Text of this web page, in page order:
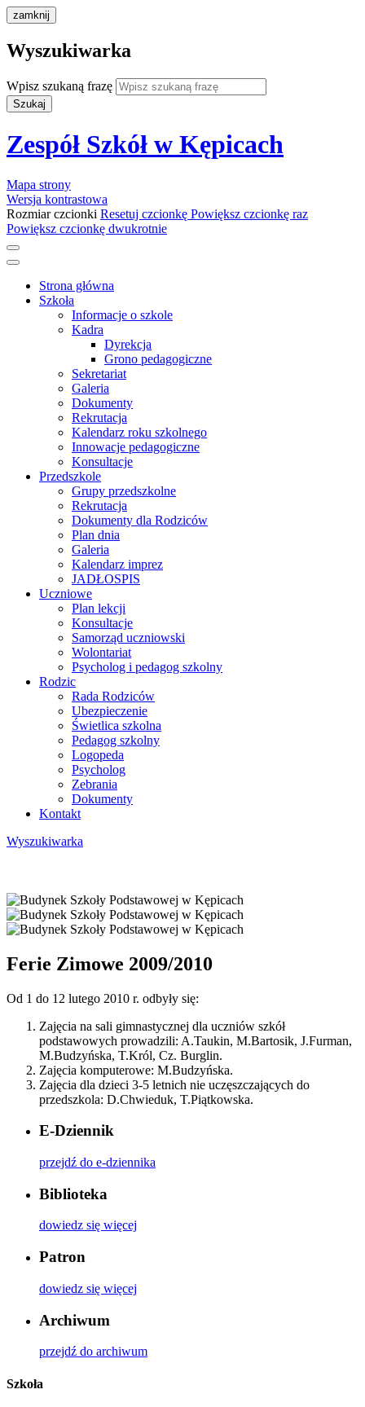
zamknij
Wyszukiwarka
Wpisz szukaną frazę
Szukaj
Zespół Szkół w Kępicach
Mapa strony
Wersja kontrastowa
Rozmiar czcionki Resetuj czcionkę Powiększ czcionkę raz
Powiększ czcionkę dwukrotnie
Strona główna
Szkoła
Informacje o szkole
Kadra
Dyrekcja
Grono pedagogiczne
Sekretariat
Galeria
Dokumenty
Rekrutacja
Kalendarz roku szkolnego
Innowacje pedagogiczne
Konsultacje
Przedszkole
Grupy przedszkolne
Rekrutacja
Dokumenty dla Rodziców
Plan dnia
Galeria
Kalendarz imprez
JADŁOSPIS
Uczniowe
Plan lekcji
Konsultacje
Samorząd uczniowski
Wolontariat
Psycholog i pedagog szkolny
Rodzic
Rada Rodziców
Ubezpieczenie
Świetlica szkolna
Pedagog szkolny
Logopeda
Psycholog
Zebrania
Dokumenty
Kontakt
Wyszukiwarka
Ferie Zimowe 2009/2010
Od 1 do 12 lutego 2010 r. odbyły się:
Zajęcia na sali gimnastycznej dla uczniów szkół
podstawowych prowadzili: A.Taukin, M.Bartosik, J.Furman,
M.Budzyńska, T.Król, Cz. Burglin.
Zajęcia komputerowe: M.Budzyńska.
Zajęcia dla dzieci 3-5 letnich nie uczęszczających do
przedszkola: D.Chwieduk, T.Piątkowska.
E-Dziennik
przejdź do e-dziennika
Biblioteka
dowiedz się więcej
Patron
dowiedz się więcej
Archiwum
przejdź do archiwum
Szkoła